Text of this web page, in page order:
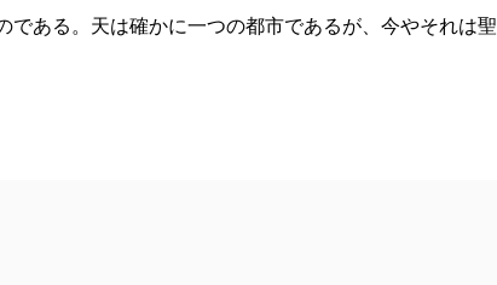
ある。天は確かに一つの都市であるが、今やそれは聖